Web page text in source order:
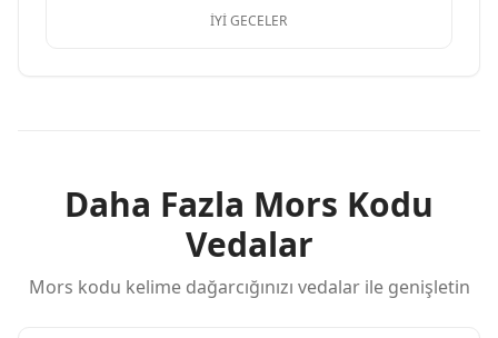
İYI GECELER
Daha Fazla Mors Kodu
Vedalar
Mors kodu kelime dağarcığınızı vedalar ile genişletin